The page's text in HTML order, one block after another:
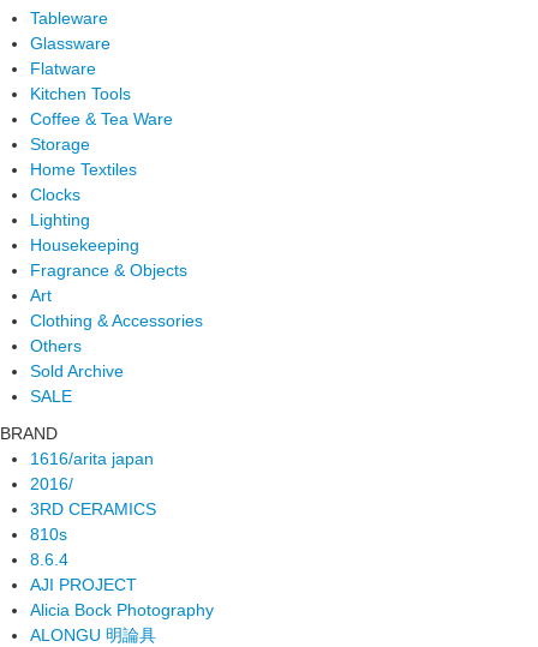
Tableware
Glassware
Flatware
Kitchen Tools
Coffee & Tea Ware
Storage
Home Textiles
Clocks
Lighting
Housekeeping
Fragrance & Objects
Art
Clothing & Accessories
Others
Sold Archive
SALE
BRAND
1616/arita japan
2016/
3RD CERAMICS
810s
8.6.4
AJI PROJECT
Alicia Bock Photography
ALONGU 明論具